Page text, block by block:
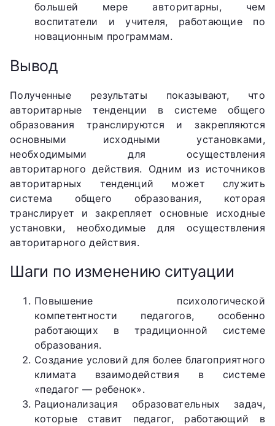
большей мере авторитарны, чем
воспитатели и учителя, работающие по
новационным программам.
Вывод
Полученные результаты показывают, что
авторитарные тенденции в системе общего
образования транслируются и закрепляются
основными исходными установками,
необходимыми для осуществления
авторитарного действия. Одним из источников
авторитарных тенденций может служить
система общего образования, которая
транслирует и закрепляет основные исходные
установки, необходимые для осуществления
авторитарного действия.
Шаги по изменению ситуации
Повышение психологической
компетентности педагогов, особенно
работающих в традиционной системе
образования.
Создание условий для более благоприятного
климата взаимодействия в системе
«педагог — ребенок».
Рационализация образовательных задач,
которые ставит педагог, работающий в